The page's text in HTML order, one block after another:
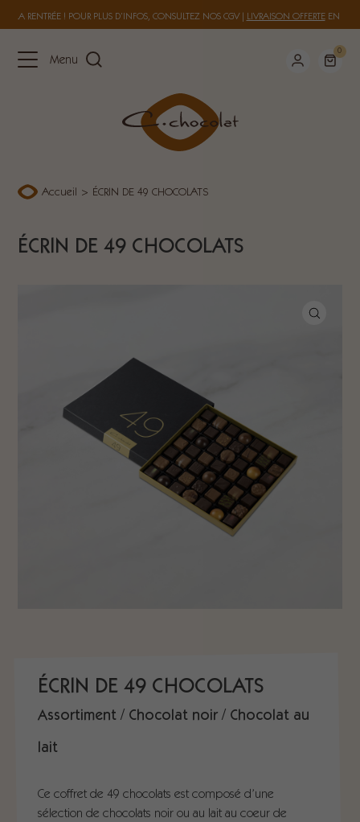
LA RENTRÉE ! POUR PLUS D’INFOS, CONSULTEZ NOS CGV| LIVRAISON OFFERTEEN
Menu
0
Accueil > ÉCRIN DE 49 CHOCOLATS
ÉCRIN DE 49 CHOCOLATS
ÉCRIN DE 49 CHOCOLATS
Assortiment / Chocolat noir / Chocolat au
lait
Ce coffret de 49 chocolats est composé d’une
sélection de chocolats noir ou au lait au coeur de